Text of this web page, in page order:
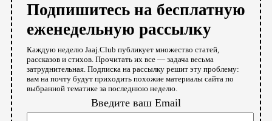
Подпишитесь на бесплатную
еженедельную рассылку
Каждую неделю Jaaj.Club публикует множество статей,
рассказов и стихов. Прочитать их все — задача весьма
затруднительная. Подписка на рассылку решит эту проблему:
вам на почту будут приходить похожие материалы сайта по
выбранной тематике за последнюю неделю.
Введите ваш Email